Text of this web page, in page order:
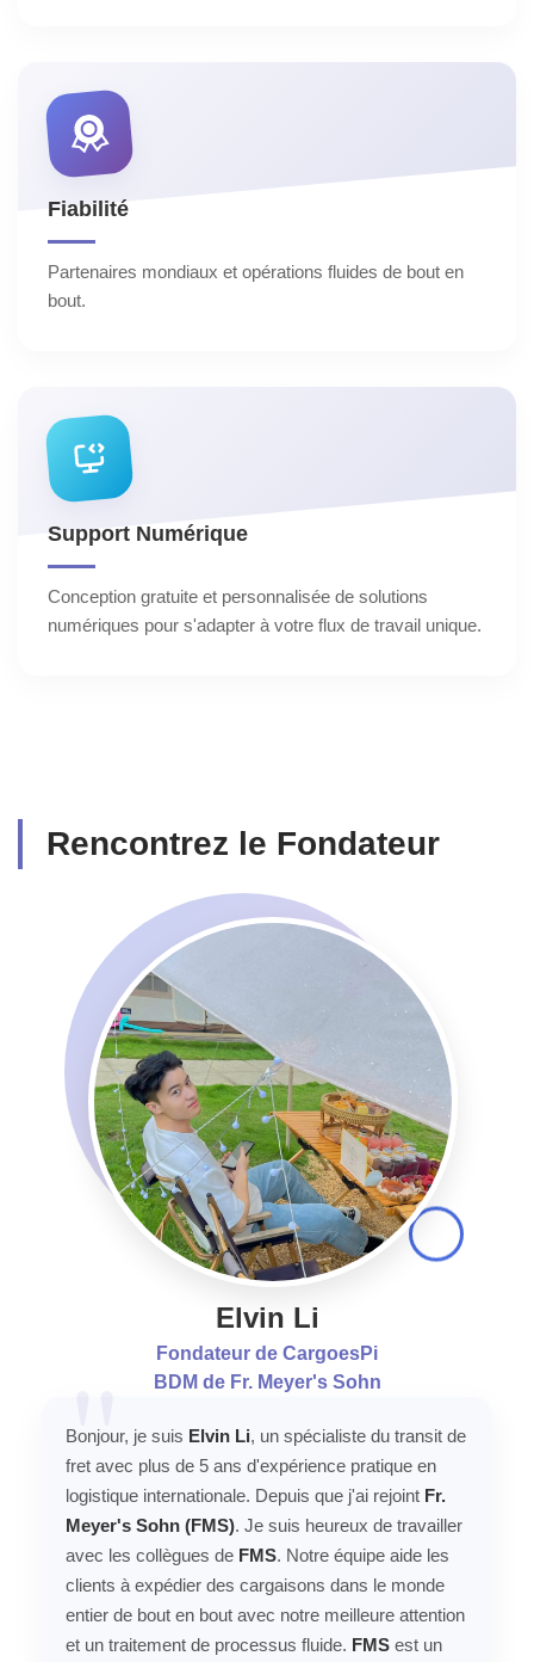
Fiabilité
Partenaires mondiaux et opérations fluides de bout en
bout.
Support Numérique
Conception gratuite et personnalisée de solutions
numériques pour s'adapter à votre flux de travail unique.
Rencontrez le Fondateur
Elvin Li
Fondateur de CargoesPi
BDM de Fr. Meyer's Sohn
Bonjour, je suis Elvin Li, un spécialiste du transit de
fret avec plus de 5 ans d'expérience pratique en
logistique internationale. Depuis que j'ai rejoint Fr.
Meyer's Sohn (FMS). Je suis heureux de travailler
avec les collègues de FMS. Notre équipe aide les
clients à expédier des cargaisons dans le monde
entier de bout en bout avec notre meilleure attention
et un traitement de processus fluide. FMS est un